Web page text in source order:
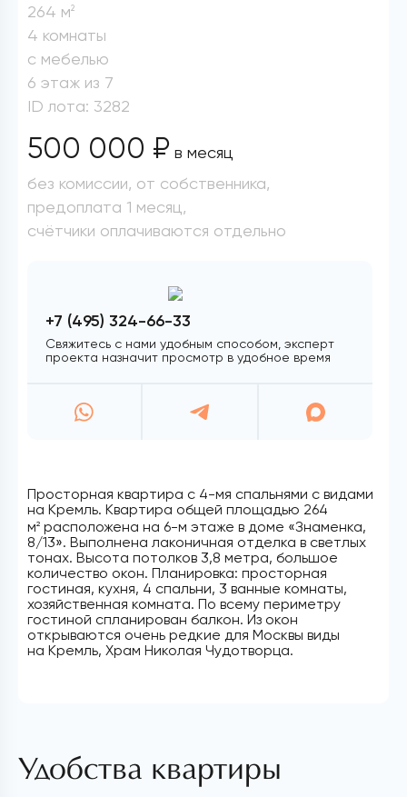
Просторная квартира с 4-мя спальнями с видами
на Кремль. Квартира общей площадью 264
м2 расположена на 6-м этаже в доме «Знаменка,
8/13». Выполнена лаконичная отделка в светлых
тонах. Высота потолков 3,8 метра, большое
количество окон. Планировка: просторная
гостиная, кухня, 4 спальни, 3 ванные комнаты,
хозяйственная комната. По всему периметру
гостиной спланирован балкон. Из окон
открываются очень редкие для Москвы виды
на Кремль, Храм Николая Чудотворца.
264 м2
4 комнаты
с мебелью
6 этаж из 7
ID лота: 3282
500 000 ₽ в месяц
без комиссии, от собственника,
предоплата 1 месяц,
счётчики оплачиваются отдельно
+7 (495) 324-66-33
Свяжитесь с нами удобным способом, эксперт
проекта назначит просмотр в удобное время
Удобства квартиры